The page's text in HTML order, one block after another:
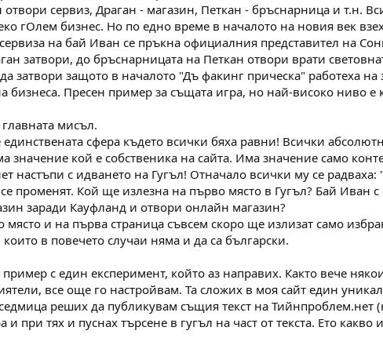
сервиз, Драган - магазин, Петкан - бръснарница и т.н.
гОлем бизнес. Но по едно време в началото на новия век
на бай Иван се пръкна официалния представител на
затвори, до бръснарницата на Петкан отвори врати
затвори защото в началото "Дъ факинг прическа" работеха на
бизнеса. Пресен пример за същата игра, но най-високо ниво е
мисъл.
сфера където всички бяха равни! Всички
значение кой е собственика на сайта. Има значение само
настъпи с идването на Гугъл! Отначало всички му се
променят. Кой ще излезна на първо място в Гугъл? Бай Иван
заради Кауфланд и отвори онлайн магазин?
и на първа страница съвсем скоро ще излизат само
в повечето случаи няма и да са български.
с един експеримент, който аз направих. Както вече
все още го настройвам. Та сложих в моя сайт един
реших да публикувам същия текст на Тийнпроблем.нет
и при тях и пуснах търсене в гугъл на част от текста. Ето